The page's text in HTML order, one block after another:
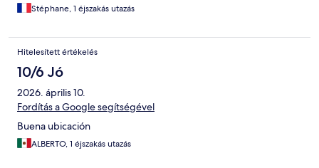
Stéphane, 1 éjszakás utazás
Hitelesített értékelés
10/6 Jó
2026. április 10.
Fordítás a Google segítségével
Buena ubicación
ALBERTO, 1 éjszakás utazás